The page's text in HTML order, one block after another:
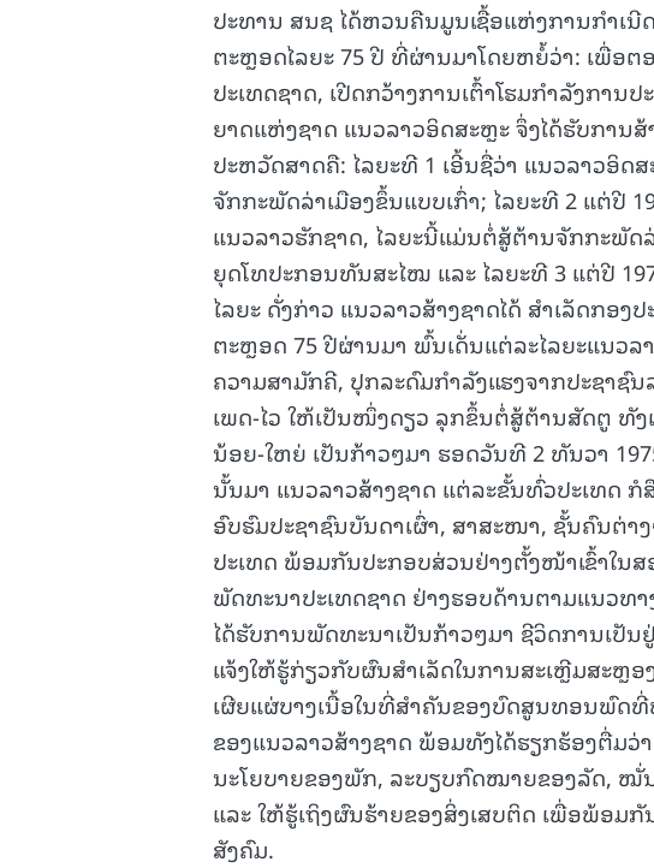
ປະທານ ສນຊ ໄດ້ຫວນຄືນມູນເຊື້ອແຫ່ງການກຳເນີ
ຕະຫຼອດໄລຍະ 75 ປີ ທີ່ຜ່ານມາໂດຍຫຍໍ້ວ່າ: ເພື່ອ
ປະເທດຊາດ, ເປີດກວ້າງການເຕົ້າໂຮມກຳລັງການ
ຍາດແຫ່ງຊາດ ແນວລາວອິດສະຫຼະ ຈຶ່ງໄດ້ຮັບການ
ປະຫວັດສາດຄື: ໄລຍະທີ 1 ເອີ້ນຊື່ວ່າ ແນວລາວອິດ
ຈັກກະພັດລ່າເມືອງຂຶ້ນແບບເກົ່າ; ໄລຍະທີ 2 ແຕ່ປີ
ແນວລາວຮັກຊາດ, ໄລຍະນີ້ແມ່ນຕໍ່ສູ້ຕ້ານຈັກກະພັ
ຍຸດໂທປະກອນທັນສະໄໝ ແລະ ໄລຍະທີ 3 ແຕ່ປີ
ໄລຍະ ດັ່ງກ່າວ ແນວລາວສ້າງຊາດໄດ້ ສໍາເລັດກອ
ຕະຫຼອດ 75 ປີຜ່ານມາ ພົ້ນເດັ່ນແຕ່ລະໄລຍະແນວລ
ຄວາມສາມັກຄີ, ປຸກລະດົມກໍາລັງແຮງຈາກປະຊາຊົ
ເພດ-ໄວ ໃຫ້ເປັນໜຶ່ງດຽວ ລຸກຂຶ້ນຕໍ່ສູ້ຕ້ານສັດຕູ ທັງ
ນ້ອຍ-ໃຫຍ່ ເປັນກ້າວໆມາ ຮອດວັນທີ 2 ທັນວາ
ນັ້ນມາ ແນວລາວສ້າງຊາດ ແຕ່ລະຂັ້ນທົ່ວປະເທດ
ອົບຮົມປະຊາຊົນບັນດາເຜົ່າ, ສາສະໜາ, ຊັ້ນຄົນຕ່
ປະເທດ ພ້ອມກັນປະກອບສ່ວນຢ່າງຕັ້ງໜ້າເຂົ້າໃ
ພັດທະນາປະເທດຊາດ ຢ່າງຮອບດ້ານຕາມແນວທາ
ໄດ້ຮັບການພັດທະນາເປັນກ້າວໆມາ ຊີວິດການເປັ
ແຈ້ງໃຫ້ຮູ້ກ່ຽວກັບຜົນສຳເລັດໃນການສະເຫຼີມສະຫຼ
ເຜີຍແຜ່ບາງເນື້ອໃນທີ່ສຳຄັນຂອງບົດສູນທອນພົດ
ຂອງແນວລາວສ້າງຊາດ ພ້ອມທັງໄດ້ຮຽກຮ້ອງຕື່ມວ່
ນະໂຍບາຍຂອງພັກ, ລະບຽບກົດໝາຍຂອງລັດ, ໝັ່
ແລະ ໃຫ້ຮູ້ເຖິງຜົນຮ້າຍຂອງສິ່ງເສບຕິດ ເພື່ອພ້ອ
ສັງຄົມ.